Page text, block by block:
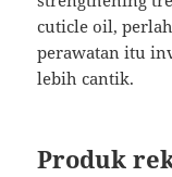
cuticle oil,
perawatan itu
lebih cantik.
Produk